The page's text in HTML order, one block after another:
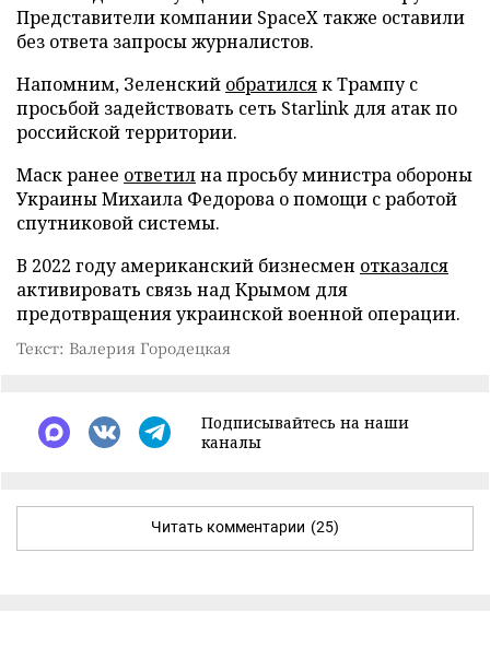
Представители компании SpaceX также оставили
без ответа запросы журналистов.
Напомним, Зеленский обратилсяк Трампу с
просьбой задействовать сеть Starlink для атак по
российской территории.
Маск ранее ответилна просьбу министра обороны
Украины Михаила Федорова о помощи с работой
спутниковой системы.
В 2022 году американский бизнесмен отказался
активировать связь над Крымом для
предотвращения украинской военной операции.
Текст: Валерия Городецкая
Подписывайтесь на наши
каналы
Читать комментарии (25)